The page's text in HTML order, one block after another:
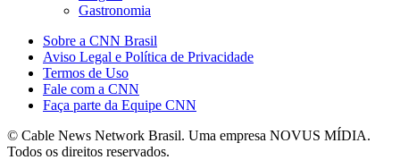
Gastronomia
Sobre a CNN Brasil
Aviso Legal e Política de Privacidade
Termos de Uso
Fale com a CNN
Faça parte da Equipe CNN
© Cable News Network Brasil. Uma empresa NOVUS MÍDIA.
Todos os direitos reservados.